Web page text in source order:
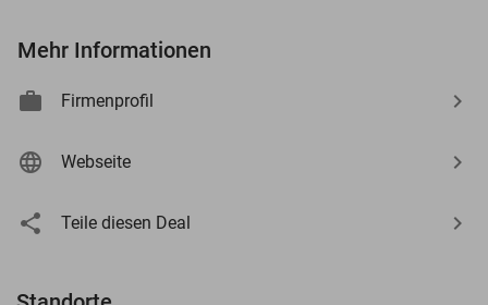
Mehr Informationen
Firmenprofil
Webseite
Teile diesen Deal